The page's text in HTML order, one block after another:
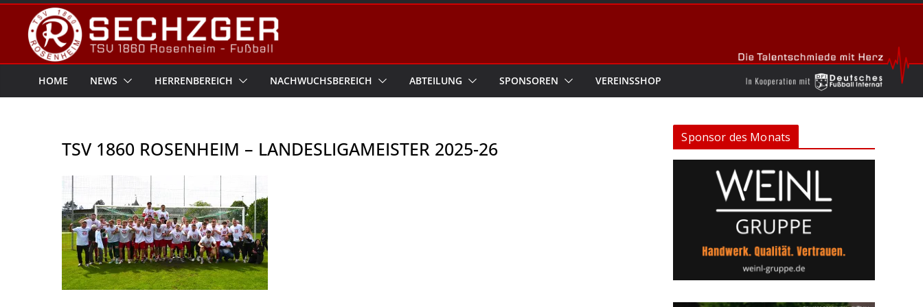
Zum
Inhalt
springen
HOME NEWS HERRENBEREICH NACHWUCHSBEREICH ABTEILUNG SPONSOREN VEREINSSHOP
TSV 1860 ROSENHEIM – LANDESLIGAMEISTER 2025-26 Sponsor des Monats